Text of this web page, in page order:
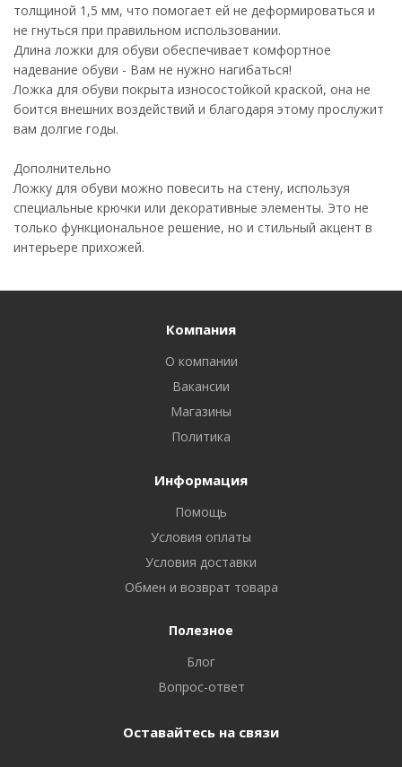
толщиной 1,5 мм, что помогает ей не деформироваться и
не гнуться при правильном использовании.
Длина ложки для обуви обеспечивает комфортное
надевание обуви - Вам не нужно нагибаться!
Ложка для обуви покрыта износостойкой краской, она не
боится внешних воздействий и благодаря этому прослужит
вам долгие годы.
Дополнительно
Ложку для обуви можно повесить на стену, используя
специальные крючки или декоративные элементы. Это не
только функциональное решение, но и стильный акцент в
интерьере прихожей.
Компания
О компании
Вакансии
Магазины
Политика
Информация
Помощь
Условия оплаты
Условия доставки
Обмен и возврат товара
Полезное
Блог
Вопрос-ответ
Оставайтесь на связи